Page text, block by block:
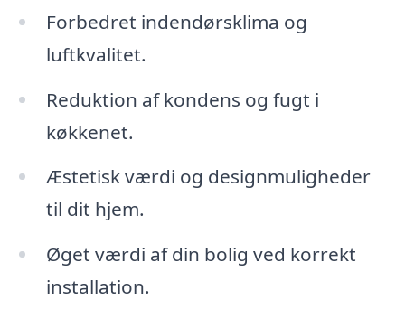
Forbedret indendørsklima og
luftkvalitet.
Reduktion af kondens og fugt i
køkkenet.
Æstetisk værdi og designmuligheder
til dit hjem.
Øget værdi af din bolig ved korrekt
installation.